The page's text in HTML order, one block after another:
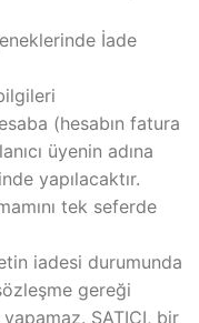
İade
(hesabın fatura
üyenin adına
yapılacaktır.
tek seferde
iadesi durumunda
gereği
SATICI, bir